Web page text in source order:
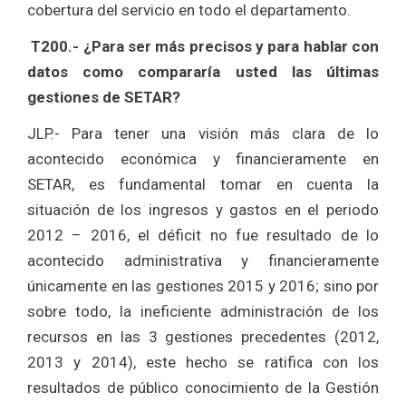
cobertura del servicio en todo el departamento.
T200.- ¿Para ser más precisos y para hablar con
datos como compararía usted las últimas
gestiones de SETAR?
JLP.- Para tener una visión más clara de lo
acontecido económica y financieramente en
SETAR, es fundamental tomar en cuenta la
situación de los ingresos y gastos en el periodo
2012 – 2016, el déficit no fue resultado de lo
acontecido administrativa y financieramente
únicamente en las gestiones 2015 y 2016; sino por
sobre todo, la ineficiente administración de los
recursos en las 3 gestiones precedentes (2012,
2013 y 2014), este hecho se ratifica con los
resultados de público conocimiento de la Gestión